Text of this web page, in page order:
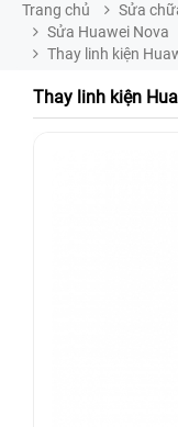
Trang chủ Sửa
Sửa Huawei Nova
Thay linh kiện
Thay linh kiện